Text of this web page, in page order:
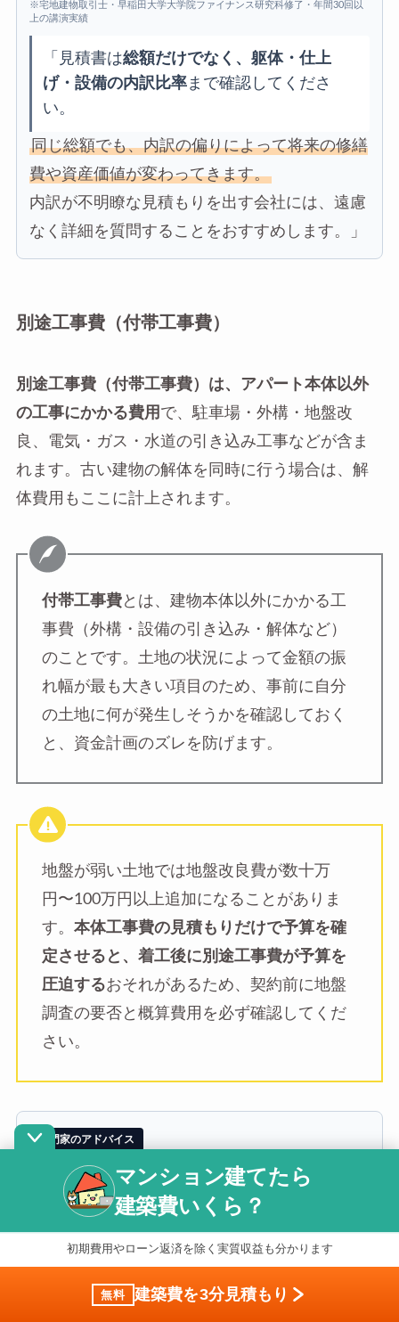
※宅地建物取引士・早稲田大学大学院ファイナンス研究科修了・年間30回以
上の講演実績
「見積書は総額だけでなく、躯体・仕上
げ・設備の内訳比率まで確認してくださ
い。
同じ総額でも、内訳の偏りによって将来の修繕
費や資産価値が変わってきます。
内訳が不明瞭な見積もりを出す会社には、遠慮
なく詳細を質問することをおすすめします。」
別途工事費（付帯工事費）
別途工事費（付帯工事費）は、アパート本体以外
の工事にかかる費用 で、駐車場・外構・地盤改
良、電気・ガス・水道の引き込み工事などが含ま
れます。古い建物の解体を同時に行う場合は、解
体費用もここに計上されます。
付帯工事費とは、建物本体以外にかかる工
事費（外構・設備の引き込み・解体など）
のことです。土地の状況によって金額の振
れ幅が最も大きい項目のため、事前に自分
の土地に何が発生しそうかを確認しておく
と、資金計画のズレを防げます。
地盤が弱い土地では地盤改良費が数十万
円〜100万円以上追加になることがありま
す。 本体工事費の見積もりだけで予算を確
定させると、着工後に別途工事費が予算を
圧迫するおそれがあるため、契約前に地盤
調査の要否と概算費用を必ず確認してくだ
さい。
専門家のアドバイス
吉崎 誠二
（不動産エコノミスト・社団法人住宅・不動産総合研究所 理事長）
上の講演実績
という理由で見積もりから省かれが
マンション建てたら
建築費いくら？
初期費用やローン返済を除く実質収益も分かります
無料 建築費を3分見積もり